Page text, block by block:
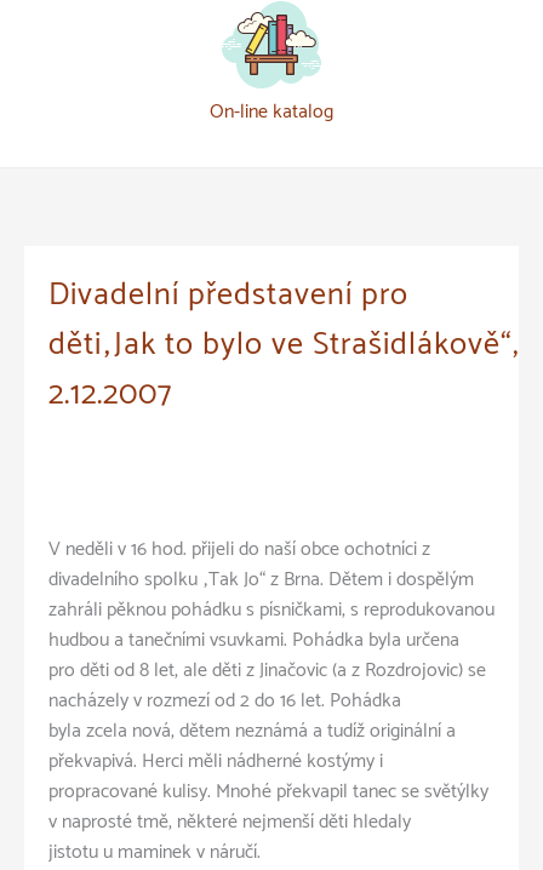
On-line katalog
Divadelní představení pro
děti„Jak to bylo ve Strašidlákově“,
2.12.2007
V neděli v 16 hod. přijeli do naší obce ochotníci z
divadelního spolku „Tak Jo“ z Brna. Dětem i dospělým
zahráli pěknou pohádku s písničkami, s reprodukovanou
hudbou a tanečními vsuvkami. Pohádka byla určena
pro děti od 8 let, ale děti z Jinačovic (a z Rozdrojovic) se
nacházely v rozmezí od 2 do 16 let. Pohádka
byla zcela nová, dětem neznámá a tudíž originální a
překvapivá. Herci měli nádherné kostýmy i
propracované kulisy. Mnohé překvapil tanec se světýlky
v naprosté tmě, některé nejmenší děti hledaly
jistotu u maminek v náručí.